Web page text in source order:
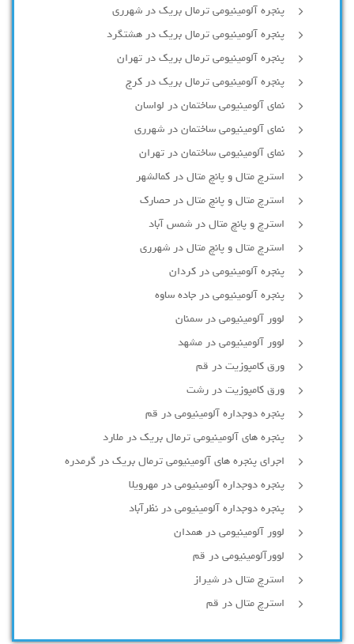
پنجره آلومینیومی ترمال بریک در شهرری
پنجره آلومینیومی ترمال بریک در هشتگرد
پنجره آلومینیومی ترمال بریک در تهران
پنجره آلومینیومی ترمال بریک در کرج
نمای آلومینیومی ساختمان در لواسان
نمای آلومینیومی ساختمان در شهرری
نمای آلومینیومی ساختمان در تهران
استرچ متال و پانچ متال در کمالشهر
استرچ متال و پانچ متال در حصارك
استرچ و پانچ متال در شمس آباد
استرچ متال و پانچ متال در شهرری
پنجره آلومینیومی در کردان
پنجره آلومینیومی در جاده ساوه
لوور آلومینیومی در سمنان
لوور آلومینیومی در مشهد
ورق کامپوزیت در قم
ورق کامپوزیت در رشت
پنجره دوجداره آلومينيومی در قم
پنجره های آلومینیومی ترمال بریک در ملارد
اجرای پنجره های آلومینیومی ترمال بریک در گرمدره
پنجره دوجداره آلومینیومی در مهرویلا
پنجره دوجداره آلومینیومی در نظرآباد
لوور آلومینیومی در همدان
لوورآلومینیومی در قم
استرچ متال در شیراز
استرچ متال در قم